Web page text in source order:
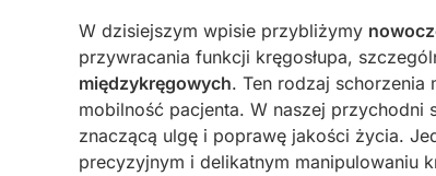
W dzisiejszym wpisie przybliżymy
przywracania funkcji kręgosłupa,
międzykręgowych. Ten rodzaj
mobilność pacjenta. W naszej przychodni
znaczącą ulgę i poprawę jakości życia.
precyzyjnym i delikatnym manipulowaniu